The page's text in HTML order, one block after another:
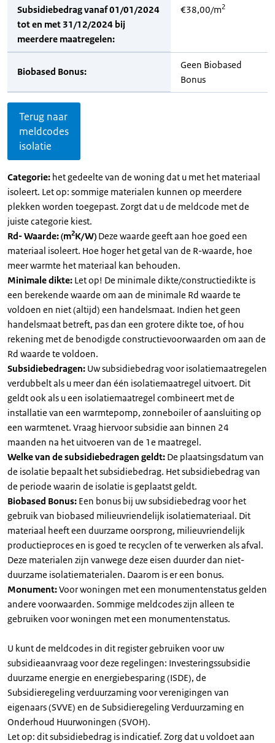
Subsidiebedrag vanaf 01/01/2024
tot en met 31/12/2024 bij
meerdere maatregelen:
€38,00/m2
Biobased Bonus:
Geen Biobased
Bonus
Terug naar
meldcodes
isolatie
Categorie: het gedeelte van de woning dat u met het materiaal
isoleert. Let op: sommige materialen kunnen op meerdere
plekken worden toegepast. Zorgt dat u de meldcode met de
juiste categorie kiest.
Rd- Waarde: (m2K/W) Deze waarde geeft aan hoe goed een
materiaal isoleert. Hoe hoger het getal van de R-waarde, hoe
meer warmte het materiaal kan behouden.
Minimale dikte: Let op! De minimale dikte/constructiedikte is
een berekende waarde om aan de minimale Rd waarde te
voldoen en niet (altijd) een handelsmaat. Indien het geen
handelsmaat betreft, pas dan een grotere dikte toe, of hou
rekening met de benodigde constructievoorwaarden om aan de
Rd waarde te voldoen.
Subsidiebedragen: Uw subsidiebedrag voor isolatiemaatregelen
verdubbelt als u meer dan één isolatiemaatregel uitvoert. Dit
geldt ook als u een isolatiemaatregel combineert met de
installatie van een warmtepomp, zonneboiler of aansluiting op
een warmtenet. Vraag hiervoor subsidie aan binnen 24
maanden na het uitvoeren van de 1e maatregel.
Welke van de subsidiebedragen geldt: De plaatsingsdatum van
de isolatie bepaalt het subsidiebedrag. Het subsidiebedrag van
de periode waarin de isolatie is geplaatst geldt.
Biobased Bonus: Een bonus bij uw subsidiebedrag voor het
gebruik van biobased milieuvriendelijk isolatiemateriaal. Dit
materiaal heeft een duurzame oorsprong, milieuvriendelijk
productieproces en is goed te recyclen of te verwerken als afval.
Deze materialen zijn vanwege deze eisen duurder dan niet-
duurzame isolatiematerialen. Daarom is er een bonus.
Monument:Voor woningen met een monumentenstatus gelden
andere voorwaarden. Sommige meldcodes zijn alleen te
gebruiken voor woningen met een monumentenstatus.
U kunt de meldcodes in dit register gebruiken voor uw
subsidieaanvraag voor deze regelingen: Investeringssubsidie
duurzame energie en energiebesparing (ISDE), de
Subsidieregeling verduurzaming voor verenigingen van
eigenaars (SVVE) en de Subsidieregeling Verduurzaming en
Onderhoud Huurwoningen (SVOH).
Let op: dit subsidiebedrag is indicatief. Zorg dat u voldoet aan